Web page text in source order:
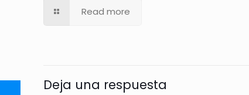
Read more
Deja una respuesta